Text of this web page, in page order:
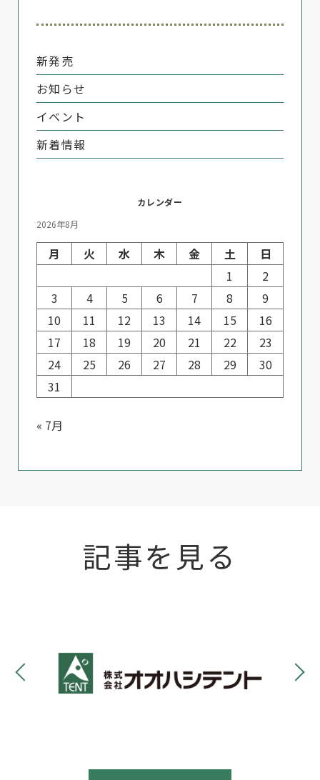
新発売
お知らせ
イベント
新着情報
カレンダー
2026年8月
月 火 水 木 金 土
日
1
2
3
4 5 6 7 8
9
10
11 12 13 14 15
16
17
18 19 20 21 22
23
24
25 26 27 28 29
30
31
« 7月
記事を見る